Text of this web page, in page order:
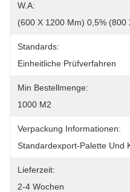
W.a:
(600 X 1200 Mm) 0,5% (800
Standards:
Einheitliche Prüfverfahren
Min Bestellmenge:
1000 M2
Verpackung Informationen:
Standardexport-Palette Und
Lieferzeit:
2-4 Wochen